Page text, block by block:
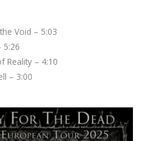
Void – 5:03
5:26
Reality – 4:10
– 3:00